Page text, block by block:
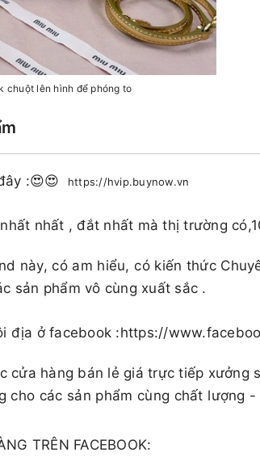
chuột lên hình để phóng to
:😍😍 https://hvip.buynow.vn
nhất , đắt nhất mà thị trường
này, có am hiểu, có kiến thức
sản phẩm vô cùng xuất sắc .
địa ở facebook :https://
cửa hàng bán lẻ giá trực tiếp xưởng
cho các sản phẩm cùng chất lượng
TRÊN FACEBOOK: